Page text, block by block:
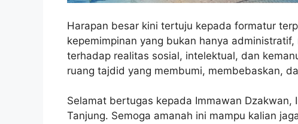
Harapan besar kini tertuju kepada formatur
kepemimpinan yang bukan hanya
terhadap realitas sosial, intelektual, dan
ruang tajdid yang membumi, membebaskan,
Selamat bertugas kepada Immawan
Tanjung. Semoga amanah ini mampu kalian